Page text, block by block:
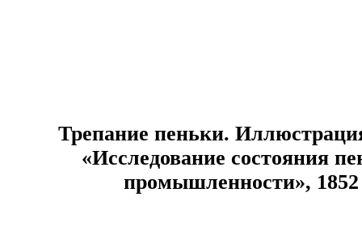
Трепание пеньки.
«Исследование состояния
промышленности», 1852